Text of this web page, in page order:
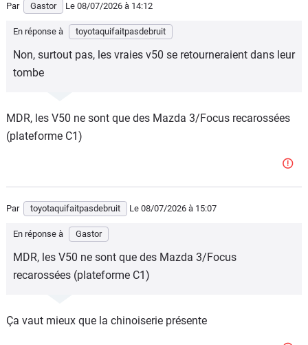
Par Gastor Le 08/07/2026 à 14:12
En réponse à toyotaquifaitpasdebruit
Non, surtout pas, les vraies v50 se retourneraient dans leur
tombe
MDR, les V50 ne sont que des Mazda 3/Focus recarossées
(plateforme C1)
Par toyotaquifaitpasdebruit Le 08/07/2026 à 15:07
En réponse à Gastor
MDR, les V50 ne sont que des Mazda 3/Focus
recarossées (plateforme C1)
Ça vaut mieux que la chinoiserie présente